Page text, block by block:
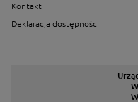
Kontakt
Deklaracja dostępności